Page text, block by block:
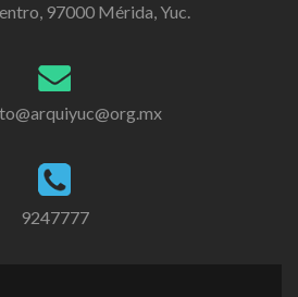
97000 Mérida, Yuc.
9247777